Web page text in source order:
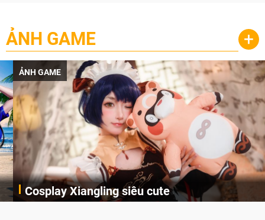
ẢNH GAME +
ẢNH GAME
Cosplay Xiangling siêu cute